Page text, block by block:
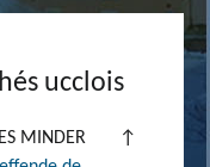
ucclois
MINDER
↑